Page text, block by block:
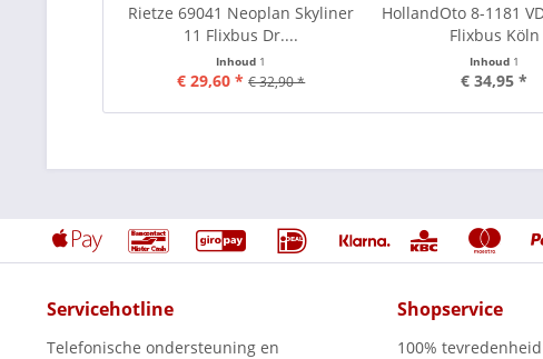
Rietze 69041 Neoplan Skyliner
11 Flixbus Dr....
Inhoud 1
€ 29,60 * € 32,90 *
HollandOto 8-1181
Flixbus Köln
Inhoud 1
€ 34,95 *
Servicehotline
Telefonische ondersteuning en
Shopservice
100% tevredenheid